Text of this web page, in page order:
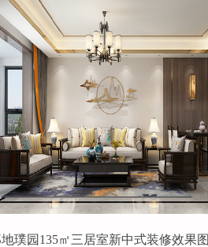
璞园135㎡三居室新中式装修效果图